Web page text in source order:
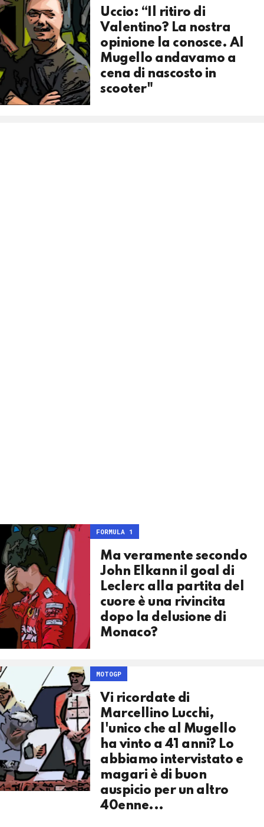
Uccio: “Il ritiro di
Valentino? La nostra
opinione la conosce. Al
Mugello andavamo a
cena di nascosto in
scooter"
FORMULA 1
Ma veramente secondo
John Elkann il goal di
Leclerc alla partita del
cuore è una rivincita
dopo la delusione di
Monaco?
MOTOGP
Vi ricordate di
Marcellino Lucchi,
l'unico che al Mugello
ha vinto a 41 anni? Lo
abbiamo intervistato e
magari è di buon
auspicio per un altro
40enne...